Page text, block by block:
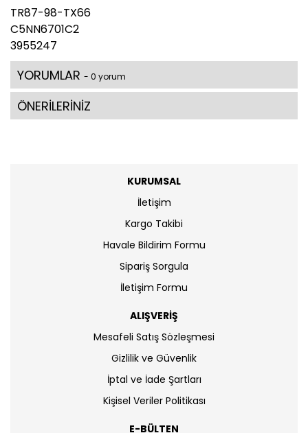
TR87-98-TX66
C5NN6701C2
3955247
YORUMLAR - 0 yorum
ÖNERİLERİNİZ
KURUMSAL
İletişim
Kargo Takibi
Havale Bildirim Formu
Sipariş Sorgula
İletişim Formu
ALIŞVERİŞ
Mesafeli Satış Sözleşmesi
Gizlilik ve Güvenlik
İptal ve İade Şartları
Kişisel Veriler Politikası
E-BÜLTEN